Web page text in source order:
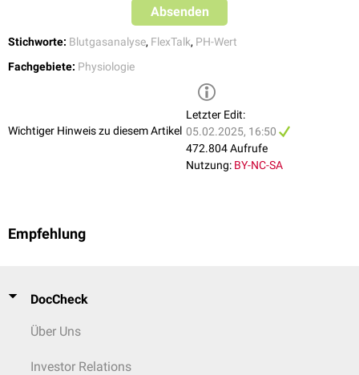
Absenden
Stichworte: Blutgasanalyse, FlexTalk, PH-Wert
Fachgebiete: Physiologie
Wichtiger Hinweis zu diesem Artikel
Letzter Edit:
05.02.2025, 16:50
472.804 Aufrufe
Nutzung: BY-NC-SA
Empfehlung
DocCheck
Über Uns
Investor Relations